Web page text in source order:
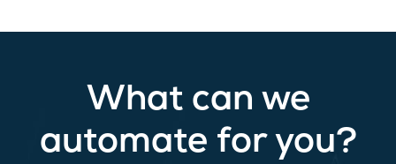
What can we
automate for you?